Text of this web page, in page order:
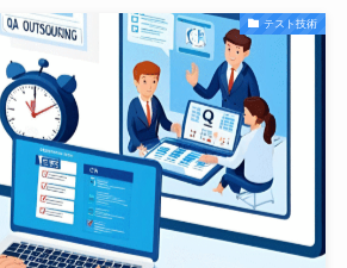
テスト技術